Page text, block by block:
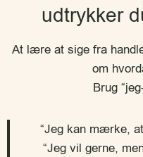
udtrykker
At lære at sige fra
om
Brug
“Jeg kan mærke,
“Jeg vil gerne,